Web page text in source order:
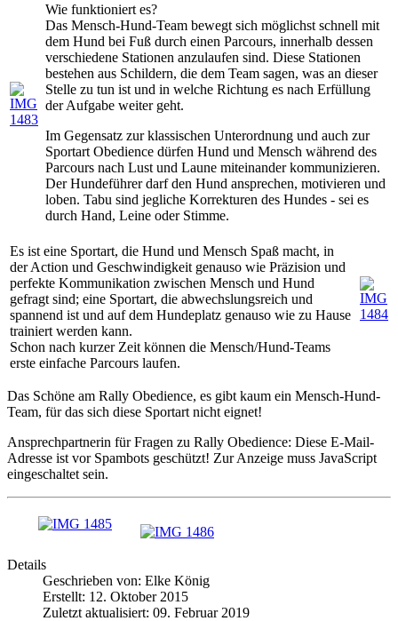
Wie funktioniert es?
Das Mensch-Hund-Team bewegt sich möglichst schnell mit
dem Hund bei Fuß durch einen Parcours, innerhalb dessen
verschiedene Stationen anzulaufen sind. Diese Stationen
bestehen aus Schildern, die dem Team sagen, was an dieser
Stelle zu tun ist und in welche Richtung es nach Erfüllung
der Aufgabe weiter geht.
Im Gegensatz zur klassischen Unterordnung und auch zur
Sportart Obedience dürfen Hund und Mensch während des
Parcours nach Lust und Laune miteinander kommunizieren.
Der Hundeführer darf den Hund ansprechen, motivieren und
loben. Tabu sind jegliche Korrekturen des Hundes - sei es
durch Hand, Leine oder Stimme.
Es ist eine Sportart, die Hund und Mensch Spaß macht, in
der Action und Geschwindigkeit genauso wie Präzision und
perfekte Kommunikation zwischen Mensch und Hund
gefragt sind; eine Sportart, die abwechslungsreich und
spannend ist und auf dem Hundeplatz genauso wie zu Hause
trainiert werden kann.
Schon nach kurzer Zeit können die Mensch/Hund-Teams
erste einfache Parcours laufen.
Das Schöne am Rally Obedience, es gibt kaum ein Mensch-Hund-
Team, für das sich diese Sportart nicht eignet!
Ansprechpartnerin für Fragen zu Rally Obedience: Diese E-Mail-
Adresse ist vor Spambots geschützt! Zur Anzeige muss JavaScript
eingeschaltet sein.
Details
Geschrieben von: Elke König
Erstellt: 12. Oktober 2015
Zuletzt aktualisiert: 09. Februar 2019